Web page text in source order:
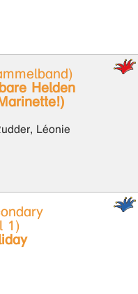
Helden
Léonie
1)